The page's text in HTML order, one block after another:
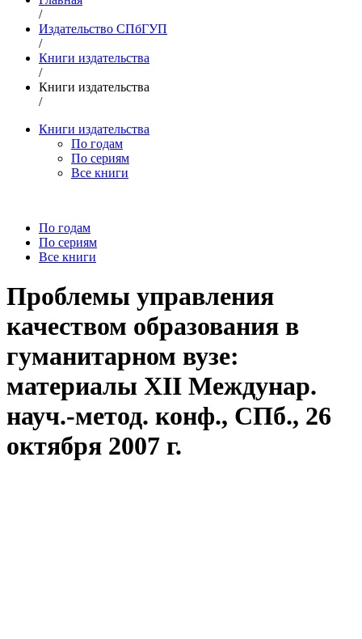
/
Издательство СПбГУП
/
Книги издательства
/
Книги издательства
/
Книги издательства
По годам
По сериям
Все книги
По годам
По сериям
Все книги
Проблемы управления
качеством образования в
гуманитарном вузе:
материалы XII Междунар.
науч.-метод. конф., СПб., 26
октября 2007 г.